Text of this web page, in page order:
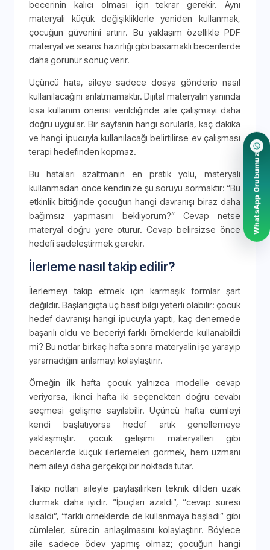
becerinin kalıcı olması için tekrar gerekir. Aynı
materyali küçük değişikliklerle yeniden kullanmak,
çocuğun güvenini artırır. Bu yaklaşım özellikle PDF
materyal ve seans hazırlığı gibi basamaklı becerilerde
daha görünür sonuç verir.
Üçüncü hata, aileye sadece dosya gönderip nasıl
kullanılacağını anlatmamaktır. Dijital materyalin yanında
kısa kullanım önerisi verildiğinde aile çalışmayı daha
doğru uygular. Bir sayfanın hangi sorularla, kaç dakika
ve hangi ipucuyla kullanılacağı belirtilirse ev çalışması
terapi hedefinden kopmaz.
Bu hataları azaltmanın en pratik yolu, materyali
kullanmadan önce kendinize şu soruyu sormaktır: “Bu
etkinlik bittiğinde çocuğun hangi davranışı biraz daha
bağımsız yapmasını bekliyorum?” Cevap netse
materyal doğru yere oturur. Cevap belirsizse önce
hedefi sadeleştirmek gerekir.
İlerleme nasıl takip edilir?
İlerlemeyi takip etmek için karmaşık formlar şart
değildir. Başlangıçta üç basit bilgi yeterli olabilir: çocuk
hedef davranışı hangi ipucuyla yaptı, kaç denemede
başarılı oldu ve beceriyi farklı örneklerde kullanabildi
mi? Bu notlar birkaç hafta sonra materyalin işe yarayıp
yaramadığını anlamayı kolaylaştırır.
Örneğin ilk hafta çocuk yalnızca modelle cevap
veriyorsa, ikinci hafta iki seçenekten doğru cevabı
seçmesi gelişme sayılabilir. Üçüncü hafta cümleyi
kendi başlatıyorsa hedef artık genellemeye
yaklaşmıştır. çocuk gelişimi materyalleri gibi
becerilerde küçük ilerlemeleri görmek, hem uzmanı
hem aileyi daha gerçekçi bir noktada tutar.
Takip notları aileyle paylaşılırken teknik dilden uzak
durmak daha iyidir. “İpuçları azaldı”, “cevap süresi
kısaldı”, “farklı örneklerde de kullanmaya başladı” gibi
cümleler, sürecin anlaşılmasını kolaylaştırır. Böylece
aile sadece ödev yapmış olmaz; çocuğun hangi
WhatsApp Grubumuz